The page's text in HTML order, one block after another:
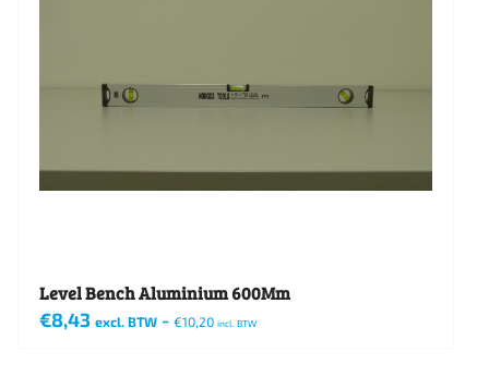
Level Bench Aluminium 600Mm
€8,43 excl. BTW - €10,20 incl. BTW